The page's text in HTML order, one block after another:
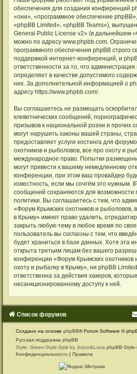
обеспечения для создания конференций
«они», «программное обеспечение
«phpBB Limited», «phpBB Teams»),
General Public License v2» (в дальнейшем
можно по адресуwww.phpbb.com.
программного обеспечения phpBB строго
поддержкой интернет-конференций, и
ответственности за то, что
определяет в качестве допустимого
них. За дополнительной информацией о
адресу https://www.phpbb.com/.
Вы соглашаетесь не размещать
клеветнических сообщений,
призывов к национальной розни и прочих
могут нарушить законы вашей страны,
предоставляет услуги хостинга для
охотников и рыболовов, все про охоту и
международное право. Попытки
могут привести к вашему немедленному
конференции, при этом ваш провайдер
известность, если мы сочтём это нужным.
сообщений сохраняются для возможности
политики. Вы соглашаетесь с тем, что
«Форум Крымских охотников и рыболовов,
в Крыму» имеют право удалить,
закрыть любую тему в любое время по
пользователь вы согласны с тем, что
будет храниться в базе данных. Хотя эта
открыта третьим лицам без вашего
конференции «Форум Крымских охотников
охоту и рыбалку в Крыму», ни phpBB
ответственна за действия хакеров,
несанкционированному доступу к ней.
Список форумов
Создано на основеphpBB® Forum Software ©
Русская поддержка phpBB
Style: Green-Style-Split by Joyce&LunaphpBB-
Конфиденциальность
Правила